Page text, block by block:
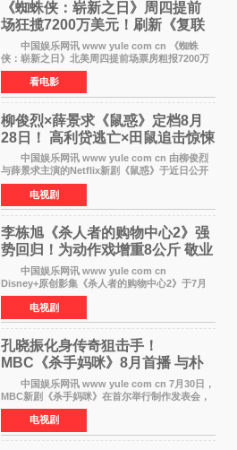
《蜘蛛侠：崭新之日》周四提前
场狂揽7200万美元！刷新《复联
4》保持影史纪录
中国娱乐网讯 www yule com cn 《蜘蛛
侠：崭新之日》北美周四提前场票房粗报7200万
美元，创下影史单片北美提前场票房新纪录——
此前该纪录由《复仇者联盟4：终局之战》的6000
万美元保持，本
看电影
柳俊烈×薛景求《鼠惑》定档8月
28日！ 高利贷逃亡×田鼠追击惊悚
来袭
中国娱乐网讯 www yule com cn 由柳俊烈
与薛景求主演的Netflix新剧《鼠惑》于近日公开
主海报，正式定档8月28日上线。 海报中，柳
俊烈与薛景求背对背站立，各自朝向相反方向，
幽暗的色调与
电视剧
李栋旭《杀人者的购物中心2》强
势回归！为动作戏增重8公斤 敬业
获赞
中国娱乐网讯 www yule com cn
Disney+原创影集《杀人者的购物中心2》于7月
22日正式上线，由男神李栋旭主演的郑进湾以2 0
完全体强势回归。该剧第一季曾被《纽约时报》
评选为全球最佳影集之一
电视剧
孔晓振化身传奇狙击手！
MBC《杀手妈咪》8月首播 与朴
恩斌展开收视对决
中国娱乐网讯 www yule com cn 7月30日，
MBC新剧《杀手妈咪》在首尔举行制作发表会，
主演孔晓振、郑准元、李相二、无真星、崔宇
成、李银泉等人一同出席，为新剧宣传造势。这
是孔晓振继《毛骨
电视剧